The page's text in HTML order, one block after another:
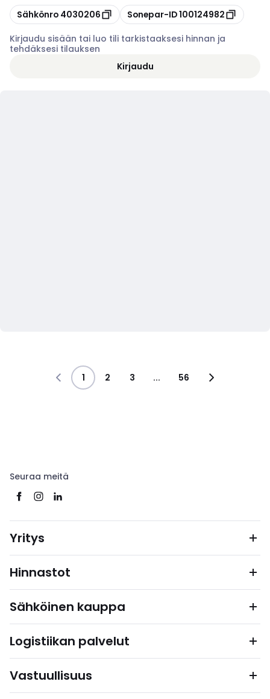
Kopioi
Sähkönro 4030206 Kopioi
Sonepar-ID100124982
Kirjaudu sisään tai luo tili tarkistaaksesi hinnan ja
tehdäksesi tilauksen
Kirjaudu
1 2 3 ... 56
Seuraa meitä
Yritys
Hinnastot
Sähköinen kauppa
Logistiikan palvelut
Vastuullisuus